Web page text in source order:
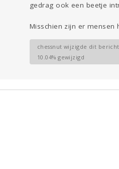
gedrag ook een beetje
Misschien zijn er mensen
chessnut wijzigde dit bericht
10.04% gewijzigd